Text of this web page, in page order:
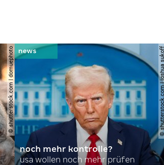
© shutterstock.com | domuephoto ©
noch mehr kontrolle?
usa wollen noch mehr prüfen